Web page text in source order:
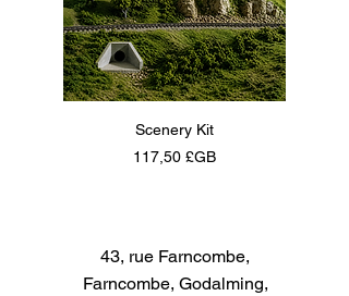
Scenery Kit
Prix
117,50 £GB
43, rue Farncombe,
Farncombe, Godalming,